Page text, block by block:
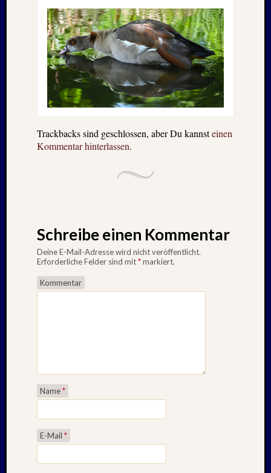
Trackbacks sind geschlossen, aber Du kannsteinen
Kommentar hinterlassen.
Schreibe einen Kommentar
Deine E-Mail-Adresse wird nicht veröffentlicht.
Erforderliche Felder sind mit*markiert.
Kommentar
Name*
E-Mail *